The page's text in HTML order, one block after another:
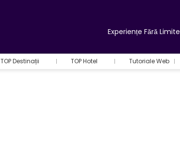
Experiențe Fără Limite
TOP Destinații TOP Hotel Tutoriale Web